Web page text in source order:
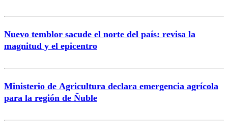
Nuevo temblor sacude el norte del país: revisa la
magnitud y el epicentro
Ministerio de Agricultura declara emergencia agrícola
para la región de Ñuble